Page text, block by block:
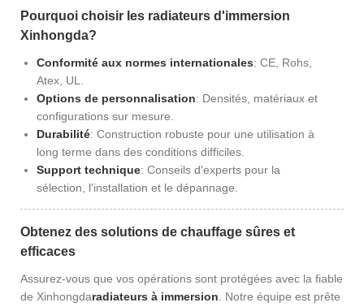
Pourquoi choisir les radiateurs d'immersion
Xinhongda?
Conformité aux normes internationales: CE, Rohs,
Atex, UL.
Options de personnalisation: Densités, matériaux et
configurations sur mesure.
Durabilité: Construction robuste pour une utilisation à
long terme dans des conditions difficiles.
Support technique: Conseils d'experts pour la
sélection, l'installation et le dépannage.
Obtenez des solutions de chauffage sûres et
efficaces
Assurez-vous que vos opérations sont protégées avec la fiable
de Xinhongdaradiateurs à immersion . Notre équipe est prête